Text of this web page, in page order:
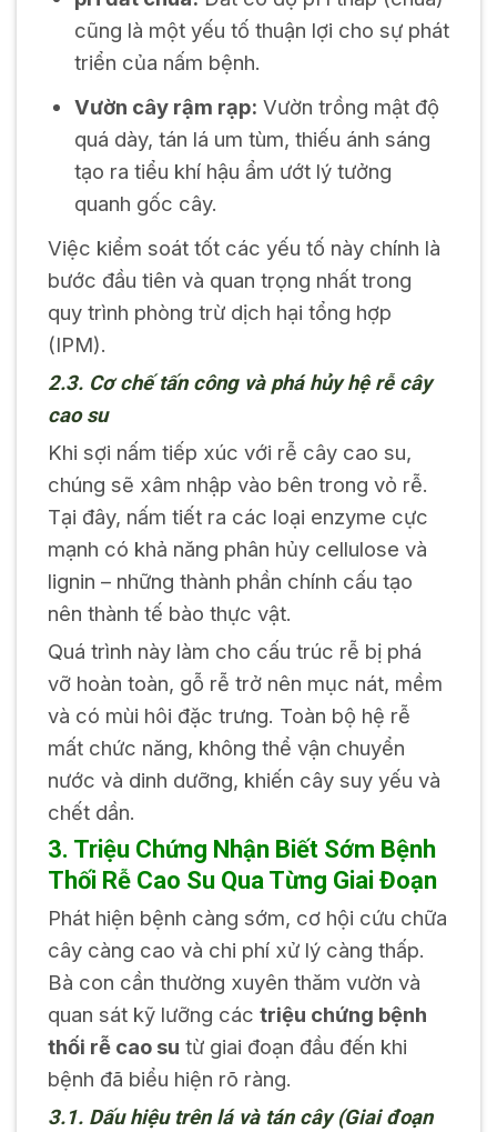
cũng là một yếu tố thuận lợi cho sự phát
triển của nấm bệnh.
Vườn cây rậm rạp: Vườn trồng mật độ
quá dày, tán lá um tùm, thiếu ánh sáng
tạo ra tiểu khí hậu ẩm ướt lý tưởng
quanh gốc cây.
Việc kiểm soát tốt các yếu tố này chính là
bước đầu tiên và quan trọng nhất trong
quy trình phòng trừ dịch hại tổng hợp
(IPM).
2.3. Cơ chế tấn công và phá hủy hệ rễ cây
cao su
Khi sợi nấm tiếp xúc với rễ cây cao su,
chúng sẽ xâm nhập vào bên trong vỏ rễ.
Tại đây, nấm tiết ra các loại enzyme cực
mạnh có khả năng phân hủy cellulose và
lignin – những thành phần chính cấu tạo
nên thành tế bào thực vật.
Quá trình này làm cho cấu trúc rễ bị phá
vỡ hoàn toàn, gỗ rễ trở nên mục nát, mềm
và có mùi hôi đặc trưng. Toàn bộ hệ rễ
mất chức năng, không thể vận chuyển
nước và dinh dưỡng, khiến cây suy yếu và
chết dần.
3. Triệu Chứng Nhận Biết Sớm Bệnh
Thối Rễ Cao Su Qua Từng Giai Đoạn
Phát hiện bệnh càng sớm, cơ hội cứu chữa
cây càng cao và chi phí xử lý càng thấp.
Bà con cần thường xuyên thăm vườn và
quan sát kỹ lưỡng các triệu chứng bệnh
thối rễ cao su từ giai đoạn đầu đến khi
bệnh đã biểu hiện rõ ràng.
3.1. Dấu hiệu trên lá và tán cây (Giai đoạn